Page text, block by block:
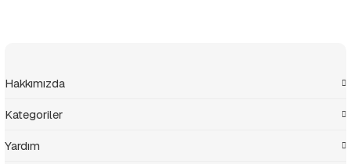
Hakkımızda
Kategoriler
Yardım